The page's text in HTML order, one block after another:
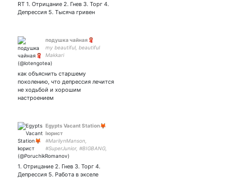
RT 1. Отрицание 2. Гнев 3. Торг 4.
Депрессия 5. Тысяча гривен
подушка чайная🧣
my beautiful, beautiful
Makkari
как объяснить старшему
поколению, что депрессия лечится
не ходьбой и хорошим
настроением
Egypts Vacant Station🦊
lюрист
#MarilynManson,
#SuperJunior, #BIGBANG,
#GD, V.I.P, E.L.F Брат:
Брат,собутыльник:
1. Отрицание 2. Гнев 3. Торг 4.
Депрессия 5. Работа в экселе